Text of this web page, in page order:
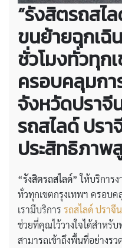
“รังสิตรถสไ
ขนย้ายฉุกเฉิ
ชั่วโมงทั่วทุก
ครอบคลุมก
จังหวัดปราจี
รถสไลด์ ปรา
ประสิทธิภาพ
“รังสิตรถสไลด์” ให้บริการ
ทั่วทุกเขตกรุงเทพฯ ครอบ
เรามีบริการ รถสไลด์ ปราจี
ช่วยที่คุณไว้วางใจได้สำหรั
สามารถเข้าถึงพื้นที่อย่างร